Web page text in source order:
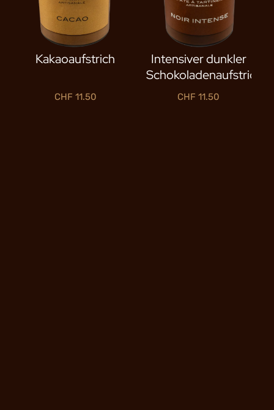
Kakaoaufstrich
CHF 11.50
Intensiver dunkler
Schokoladenaufstrich
CHF 11.50